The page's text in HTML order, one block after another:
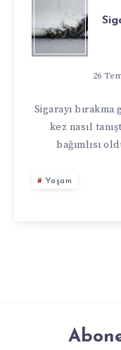
26
Sigarayı
kez nasıl
bağımlısı
Yaşam